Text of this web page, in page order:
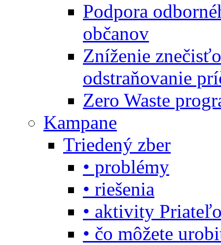
Podpora
občanov
Zníženie
odstraňovanie
Zero Waste
Kampane
Triedený zber
• problémy
• riešenia
• aktivity
• čo môžete